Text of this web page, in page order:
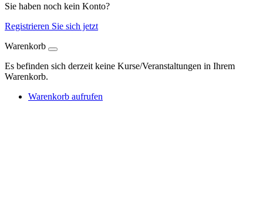
Sie haben noch kein Konto?
Registrieren Sie sich jetzt
Warenkorb
Es befinden sich derzeit keine Kurse/Veranstaltungen in Ihrem
Warenkorb.
Warenkorb aufrufen